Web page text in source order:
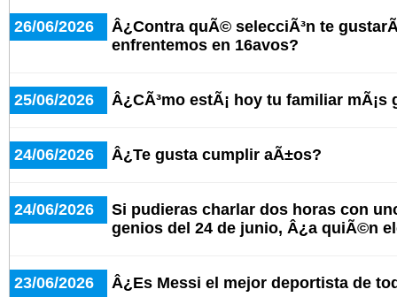
26/06/2026
Â¿Contra quÃ© selecciÃ³n te
enfrentemos en 16avos?
25/06/2026 Â¿CÃ³mo estÃ¡ hoy tu familiar mÃ¡s
24/06/2026 Â¿Te gusta cumplir aÃ±os?
24/06/2026
Si pudieras charlar dos horas con
genios del 24 de junio, Â¿a quiÃ©n
23/06/2026 Â¿Es Messi el mejor deportista de